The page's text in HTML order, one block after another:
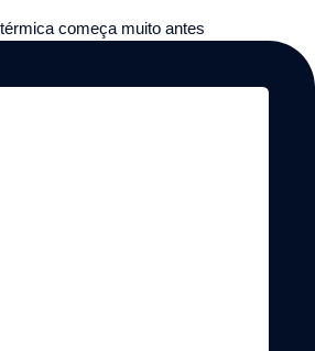
começa muito antes